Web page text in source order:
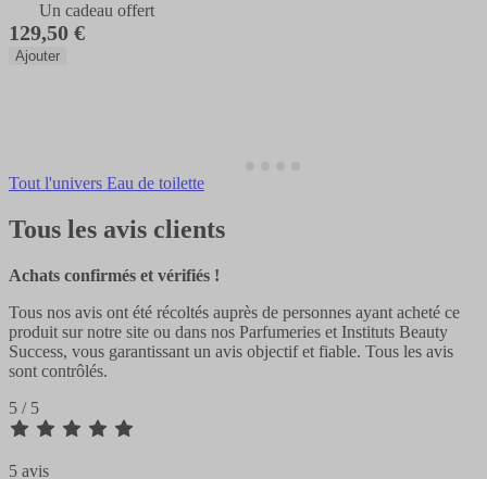
Un cadeau offert
129,50 €
Ajouter
Tout l'univers Eau de toilette
Tous les avis clients
Achats confirmés et vérifiés !
Tous nos avis ont été récoltés auprès de personnes ayant acheté ce
produit sur notre site ou dans nos Parfumeries et Instituts Beauty
Success, vous garantissant un avis objectif et fiable. Tous les avis
sont contrôlés.
5 / 5
5 avis